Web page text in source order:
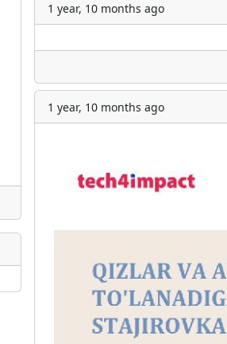
1 year, 10 months ago
1 year, 10 months ago